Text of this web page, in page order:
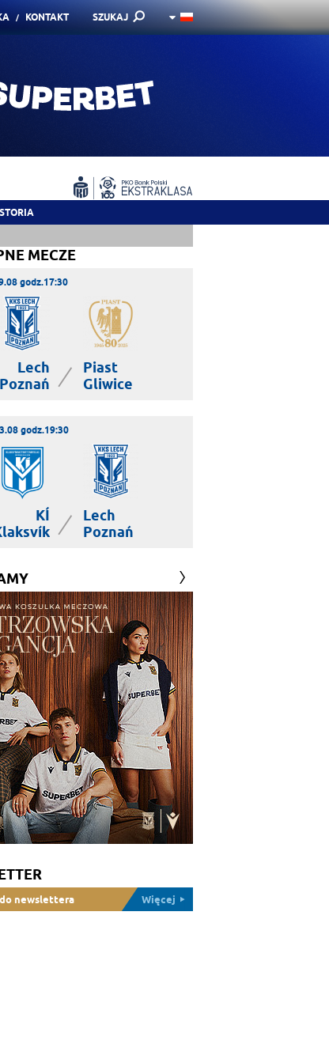
KONTAKT SZUKAJ
MECZE
godz.17:30
Lech
Poznań
|
Piast
Gliwice
godz.19:30
KÍ
|
Lech
Poznań
newslettera Więcej